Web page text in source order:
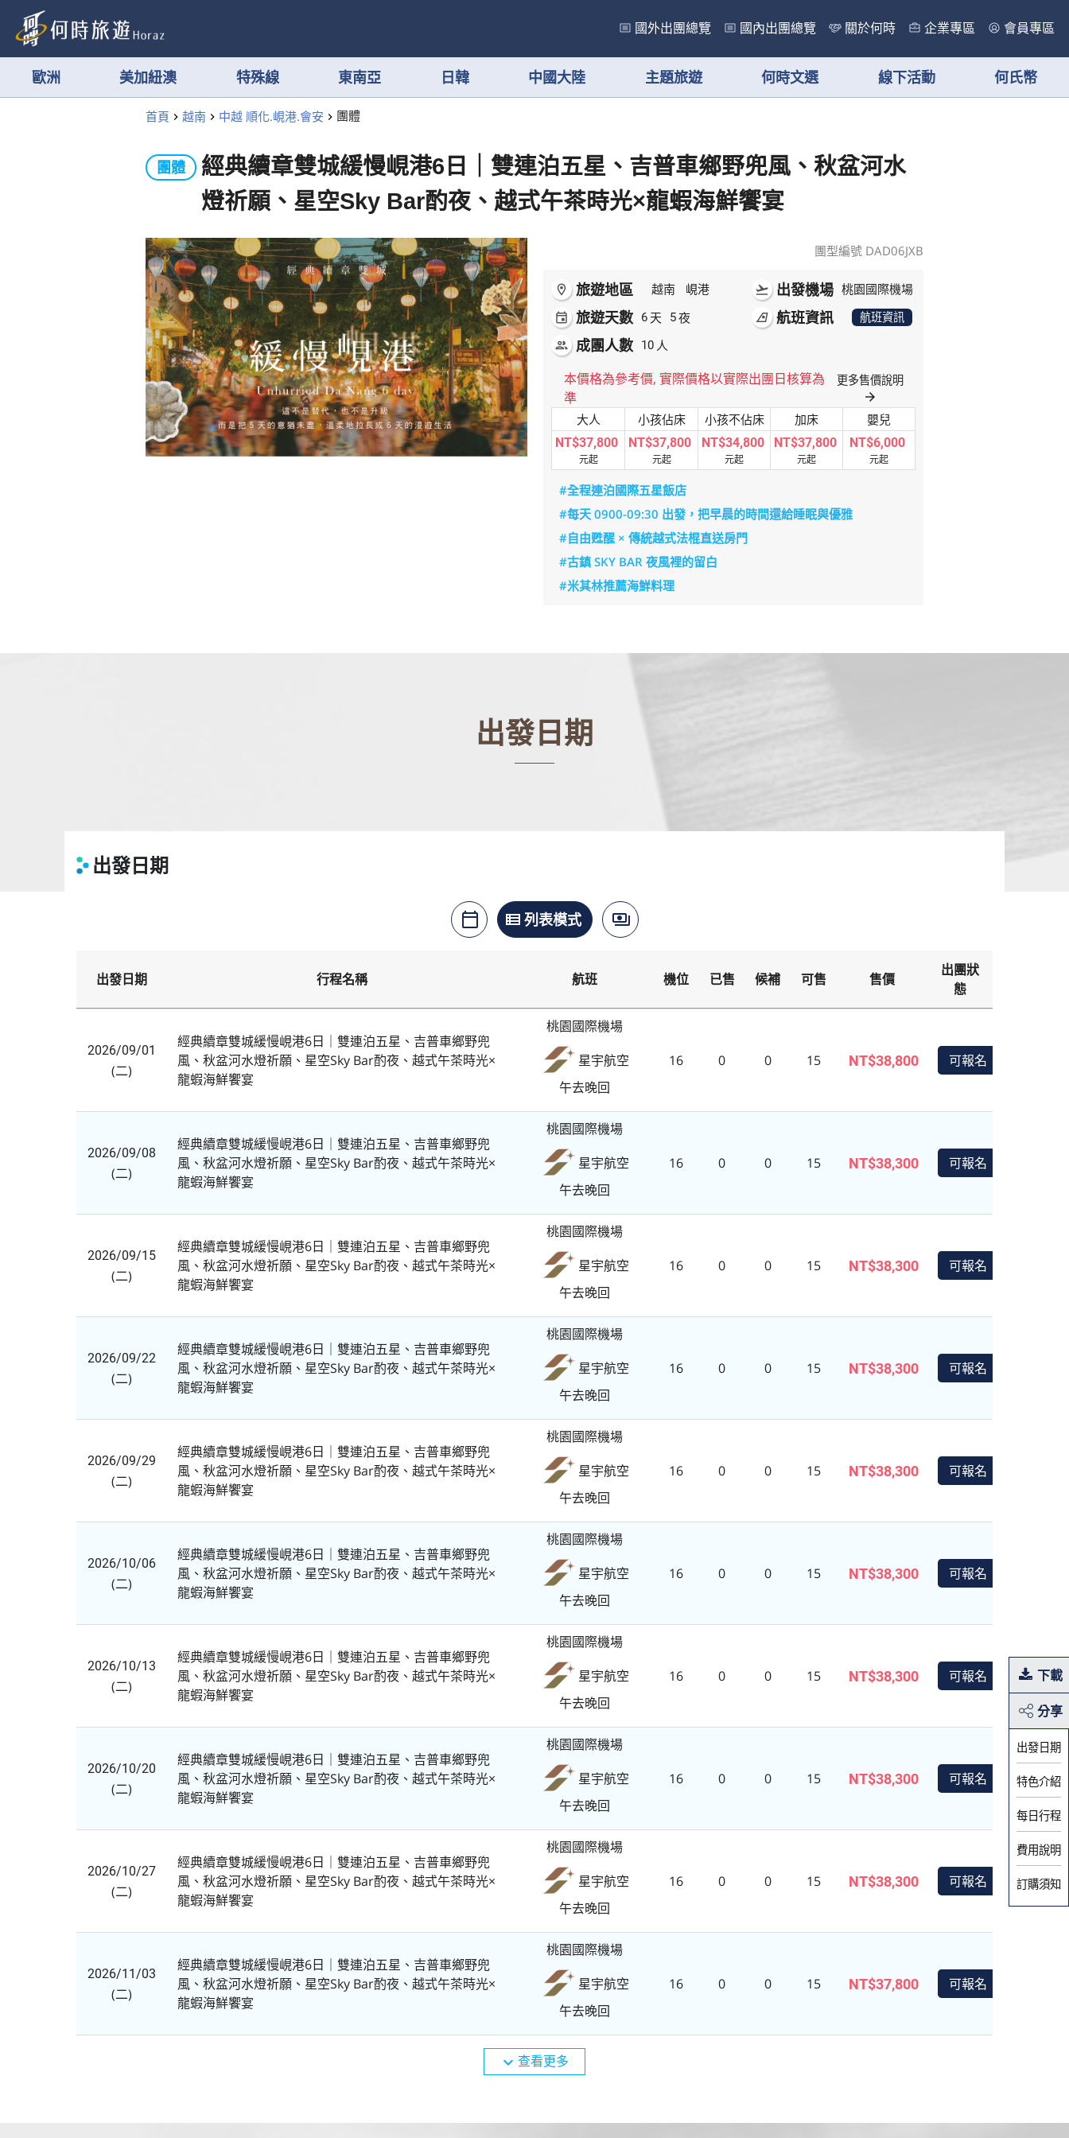
國外出團總覽 國內出團總覽 關於何時 企業專區 會員專區
歐洲 美加紐澳 特殊線 東南亞 日韓 中國大陸 主題旅遊 何時文選 線下活動 何氏幣
下載
分享
特色介紹
出發日期
每日行程
費用說明
訂購須知
首頁 越南 中越 順化.峴港.會安 團體
團體
經典續章雙城緩慢峴港6日｜雙連泊五星、吉普車鄉野兜風、秋盆河水
燈祈願、星空Sky Bar酌夜、越式午茶時光×龍蝦海鮮饗宴
團型編號 DAD06JXB
room 旅遊地區 越南
峴港
event
旅遊天數 6 天 5夜
people 成團人數 10 人
flight_takeoff 出發機場 桃園國際機場
airlines 航班資訊 航班資訊
本價格為參考價, 實際價格以實際出團日核算為
準
更多售價說明
arrow_forward
大人 小孩佔床 小孩不佔床 加床 嬰兒
NT$37,800
元起
NT$37,800
元起
NT$34,800
元起
NT$37,800
元起
NT$6,000
元起
#全程連泊國際五星飯店
#每天 0900-09:30 出發，把早晨的時間還給睡眠與優雅
#自由甦醒 × 傳統越式法棍直送房門
#古鎮 SKY BAR 夜風裡的留白
#米其林推薦海鮮料理
出發日期
出發日期
calendar_today
月曆模式
view_list
列表模式 payments
價格模式
出發日期 行程名稱 航班 機位 已售 候補 可售 售價
出團狀
態
2026/09/01
(二)
經典續章雙城緩慢峴港6日｜雙連泊五星、吉普車鄉野兜
風、秋盆河水燈祈願、星空Sky Bar酌夜、越式午茶時光×
龍蝦海鮮饗宴
桃園國際機場
星宇航空
午去晚回
16 0 0 15 NT$38,800 可報名
2026/09/08
(二)
經典續章雙城緩慢峴港6日｜雙連泊五星、吉普車鄉野兜
風、秋盆河水燈祈願、星空Sky Bar酌夜、越式午茶時光×
龍蝦海鮮饗宴
桃園國際機場
星宇航空
午去晚回
16 0 0 15 NT$38,300 可報名
2026/09/15
(二)
經典續章雙城緩慢峴港6日｜雙連泊五星、吉普車鄉野兜
風、秋盆河水燈祈願、星空Sky Bar酌夜、越式午茶時光×
龍蝦海鮮饗宴
桃園國際機場
星宇航空
午去晚回
16 0 0 15 NT$38,300 可報名
2026/09/22
(二)
經典續章雙城緩慢峴港6日｜雙連泊五星、吉普車鄉野兜
風、秋盆河水燈祈願、星空Sky Bar酌夜、越式午茶時光×
龍蝦海鮮饗宴
桃園國際機場
星宇航空
午去晚回
16 0 0 15 NT$38,300 可報名
2026/09/29
(二)
經典續章雙城緩慢峴港6日｜雙連泊五星、吉普車鄉野兜
風、秋盆河水燈祈願、星空Sky Bar酌夜、越式午茶時光×
龍蝦海鮮饗宴
桃園國際機場
星宇航空
午去晚回
16 0 0 15 NT$38,300 可報名
2026/10/06
(二)
經典續章雙城緩慢峴港6日｜雙連泊五星、吉普車鄉野兜
風、秋盆河水燈祈願、星空Sky Bar酌夜、越式午茶時光×
龍蝦海鮮饗宴
桃園國際機場
星宇航空
午去晚回
16 0 0 15 NT$38,300 可報名
2026/10/13
(二)
經典續章雙城緩慢峴港6日｜雙連泊五星、吉普車鄉野兜
風、秋盆河水燈祈願、星空Sky Bar酌夜、越式午茶時光×
龍蝦海鮮饗宴
桃園國際機場
星宇航空
午去晚回
16 0 0 15 NT$38,300 可報名 促銷
2026/10/20
(二)
經典續章雙城緩慢峴港6日｜雙連泊五星、吉普車鄉野兜
風、秋盆河水燈祈願、星空Sky Bar酌夜、越式午茶時光×
龍蝦海鮮饗宴
桃園國際機場
星宇航空
午去晚回
16 0 0 15 NT$38,300 可報名
2026/10/27
(二)
經典續章雙城緩慢峴港6日｜雙連泊五星、吉普車鄉野兜
風、秋盆河水燈祈願、星空Sky Bar酌夜、越式午茶時光×
龍蝦海鮮饗宴
桃園國際機場
星宇航空
午去晚回
16 0 0 15 NT$38,300 可報名
2026/11/03
(二)
經典續章雙城緩慢峴港6日｜雙連泊五星、吉普車鄉野兜
風、秋盆河水燈祈願、星空Sky Bar酌夜、越式午茶時光×
龍蝦海鮮饗宴
桃園國際機場
星宇航空
午去晚回
16 0 0 15 NT$37,800 可報名
expand_more 查看更多